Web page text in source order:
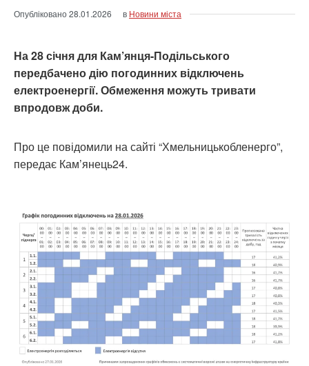
Опубліковано28.01.2026 в Новини міста
На 28 січня для Кам’янця-Подільського
передбачено дію погодинних відключень
електроенергії. Обмеження можуть тривати
впродовж доби.
Про це повідомили на сайті “Хмельницькобленерго”,
передає Кам’янець24.